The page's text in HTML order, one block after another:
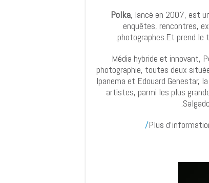
Polka, lancé en 2007, est
enquêtes, rencontres,
photographes.Et prend le
Média hybride et innovant,
photographie, toutes deux
Ipanema et Edouard Genestar,
artistes, parmi les plus
Plus